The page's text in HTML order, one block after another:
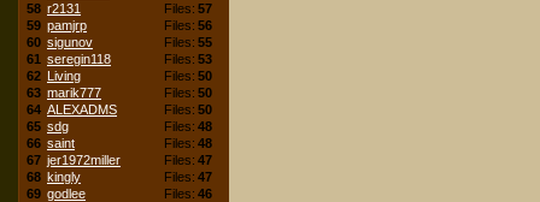
58 r2131 Files: 57
59 pamjrp Files: 56
60 sigunov Files: 55
61 seregin118 Files: 53
62 Living Files: 50
63 marik777 Files: 50
64 ALEXADMS Files: 50
65 sdg Files: 48
66 saint Files: 48
67 jer1972miller Files: 47
68 kingly Files: 47
69 godlee Files: 46